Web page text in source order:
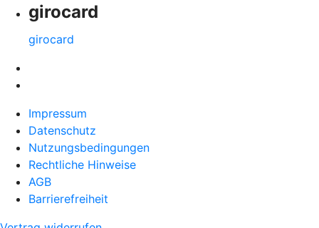
girocard
girocard
Impressum
Datenschutz
Nutzungsbedingungen
Rechtliche Hinweise
AGB
Barrierefreiheit